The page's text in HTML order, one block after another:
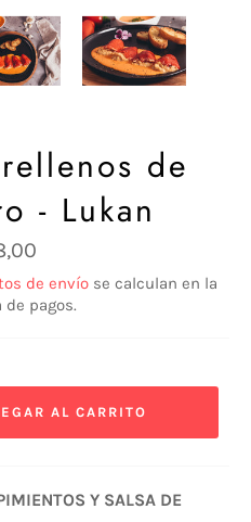
de
- Lukan
de envío se calculan en la
pagos.
AL CARRITO
Y SALSA DE